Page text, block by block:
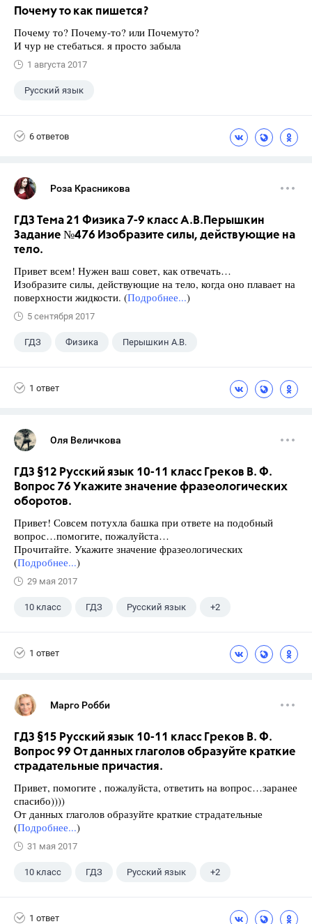
Почему то как пишется?
Почему то? Почему-то? или Почемуто?
И чур не стебаться. я просто забыла
1 августа 2017
Русский язык
6 ответов
Роза Красникова
ГДЗ Тема 21 Физика 7-9 класс А.В.Перышкин
Задание №476 Изобразите силы, действующие на
тело.
Привет всем! Нужен ваш совет, как отвечать…
Изобразите силы, действующие на тело, когда оно плавает на
поверхности жидкости. (Подробнее...)
5 сентября 2017
ГДЗ Физика Перышкин А.В.
1 ответ
Оля Величкова
ГДЗ §12 Русский язык 10-11 класс Греков В. Ф.
Вопрос 76 Укажите значение фразеологических
оборотов.
Привет! Совсем потухла башка при ответе на подобный
вопрос…помогите, пожалуйста…
Прочитайте. Укажите значение фразеологических
(Подробнее...)
29 мая 2017
10 класс ГДЗ Русский язык +2
1 ответ
Марго Робби
ГДЗ §15 Русский язык 10-11 класс Греков В. Ф.
Вопрос 99 От данных глаголов образуйте краткие
страдательные причастия.
Привет, помогите , пожалуйста, ответить на вопрос…заранее
спасибо))))
От данных глаголов образуйте краткие страдательные
(Подробнее...)
31 мая 2017
10 класс ГДЗ Русский язык +2
1 ответ